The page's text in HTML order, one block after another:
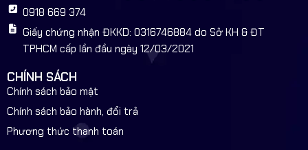
0918 669 374
Giấy chứng nhận ĐKKD: 0316746884 do Sở KH & ĐT
TPHCM cấp lần đầu ngày 12/03/2021
CHÍNH SÁCH
Chính sách bảo mật
Chính sách bảo hành, đổi trả
Phương thức thanh toán